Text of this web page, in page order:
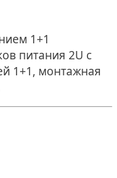
1+1
питания 2U с
1+1, монтажная